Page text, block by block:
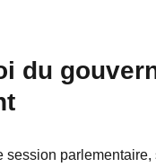
du
session parlementaire,